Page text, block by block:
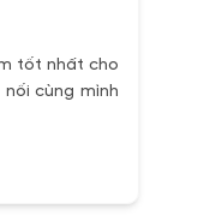
tốt nhất cho
cùng mình